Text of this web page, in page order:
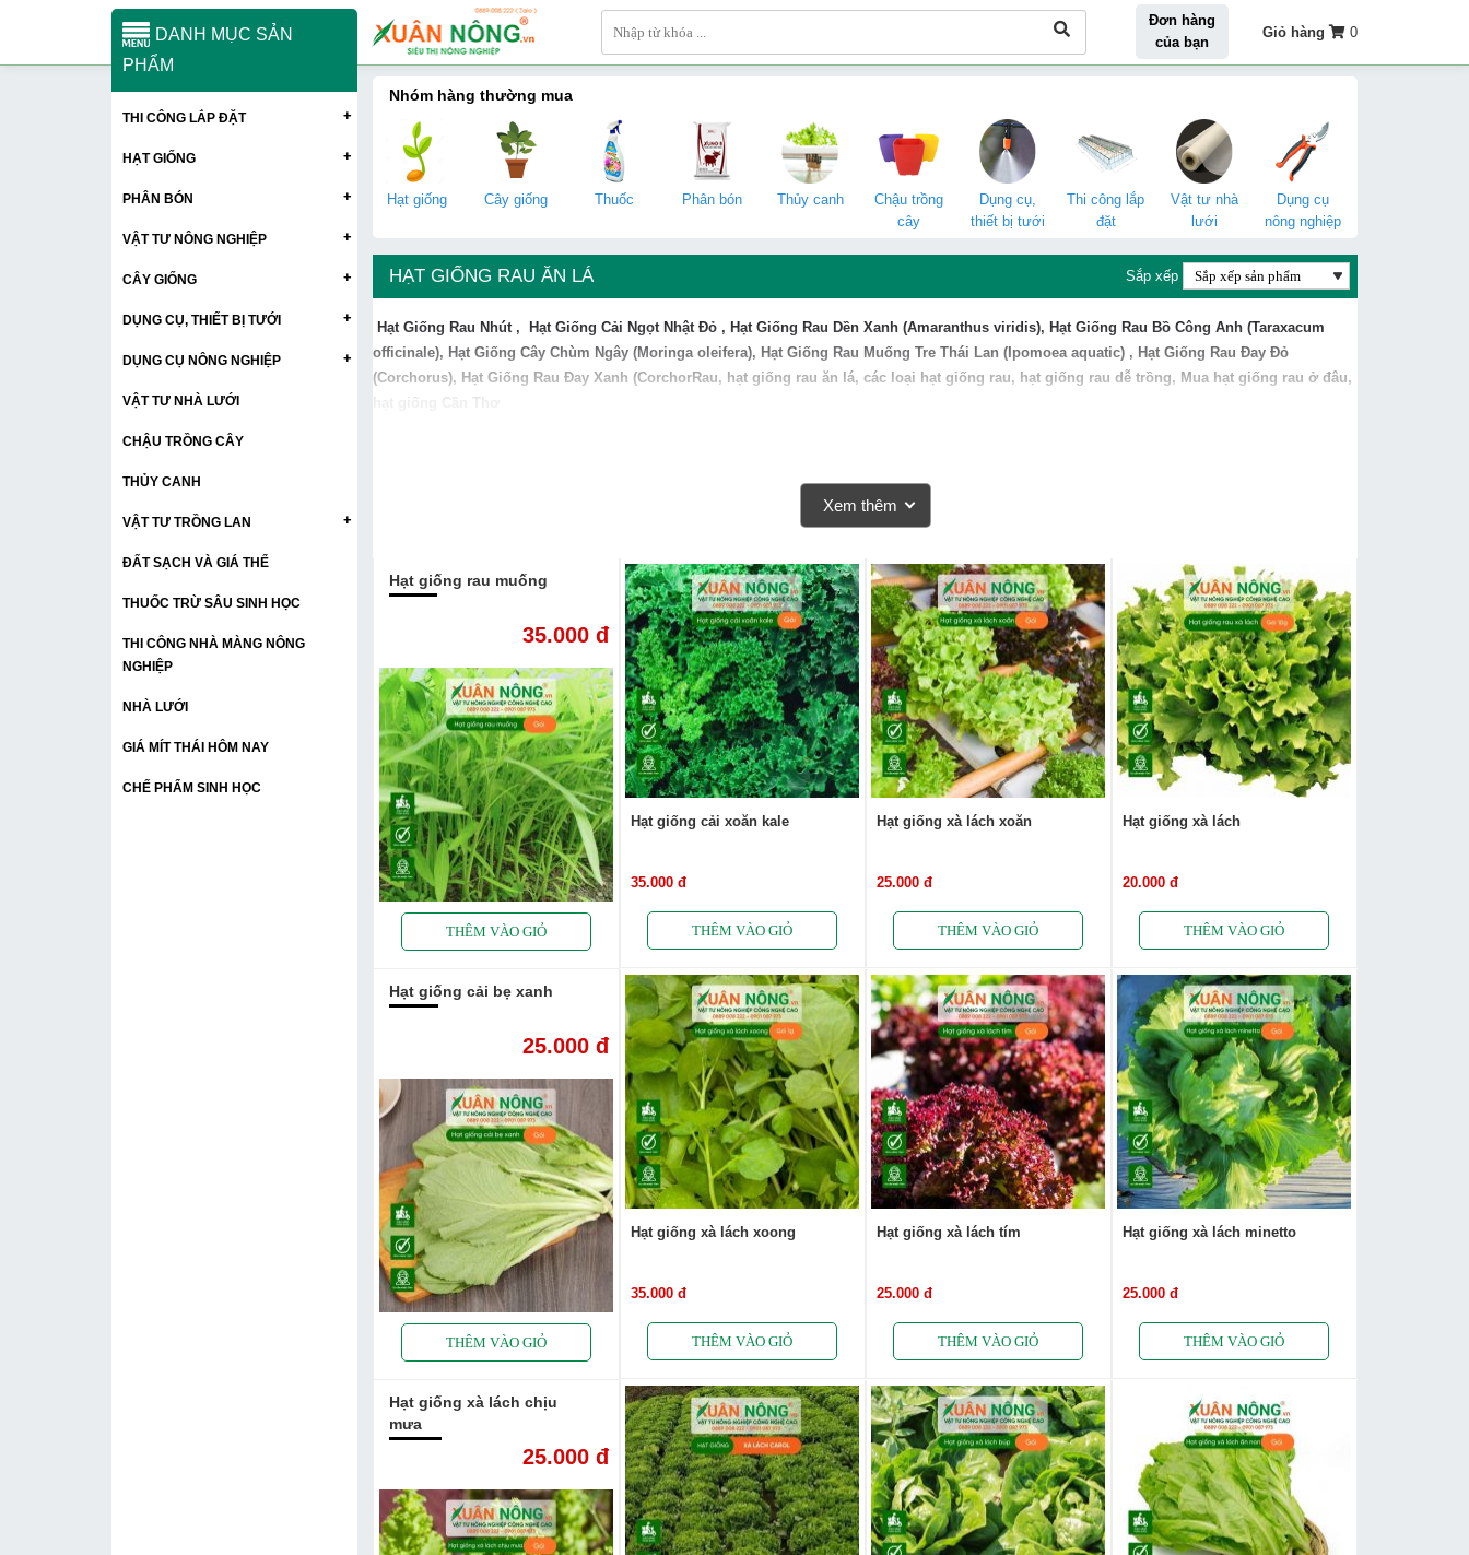
Đơn hàng
của bạn
Giỏ hàng 0
Nhóm hàng thường mua
Hạt giống Cây giống Thuốc Phân bón Thủy canh
Chậu trồng
cây
Dụng cụ,
thiết bị tưới
Thi công lắp
đặt
Vật tư nhà
lưới
Dụng cụ
nông nghiệp
HẠT GIỐNG RAU ĂN LÁ
Hạt Giống Rau Nhút , Hạt Giống Cải Ngọt Nhật Đỏ , Hạt Giống Rau Dền Xanh (Amaranthus viridis), Hạt Giống Rau Bồ Công Anh (Taraxacum
officinale), Hạt Giống Cây Chùm Ngây (Moringa oleifera), Hạt Giống Rau Muống Tre Thái Lan (Ipomoea aquatic) , Hạt Giống Rau Đay Đỏ
(Corchorus), Hạt Giống Rau Đay Xanh (CorchorRau, hạt giống rau ăn lá, các loại hạt giống rau, hạt giống rau dễ trồng, Mua hạt giống rau ở đâu,
hạt giống Cần Thơ
Xem thêm
Sắp xếp
Hạt giống rau muống
35.000 đ
Hạt giống cải xoăn kale
35.000 đ
Hạt giống xà lách xoăn
25.000 đ
Hạt giống xà lách
20.000 đ
Hạt giống cải bẹ xanh
25.000 đ
Hạt giống xà lách xoong
35.000 đ
Hạt giống xà lách tím
25.000 đ
Hạt giống xà lách minetto
25.000 đ
Hạt giống xà lách chịu
mưa
25.000 đ
DANH MỤC SẢN
PHẨM
THI CÔNG LẮP ĐẶT +
HẠT GIỐNG +
PHÂN BÓN +
VẬT TƯ NÔNG NGHIỆP +
CÂY GIỐNG +
DỤNG CỤ, THIẾT BỊ TƯỚI +
DỤNG CỤ NÔNG NGHIỆP +
VẬT TƯ NHÀ LƯỚI
CHẬU TRỒNG CÂY
THỦY CANH
VẬT TƯ TRỒNG LAN +
ĐẤT SẠCH VÀ GIÁ THỂ
THUỐC TRỪ SÂU SINH HỌC
THI CÔNG NHÀ MÀNG NÔNG
NGHIỆP
NHÀ LƯỚI
GIÁ MÍT THÁI HÔM NAY
CHẾ PHẨM SINH HỌC